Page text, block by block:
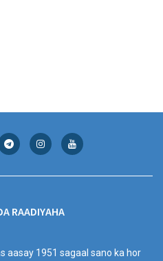
RAADIYAHA
aasay 1951 sagaal sano ka hor